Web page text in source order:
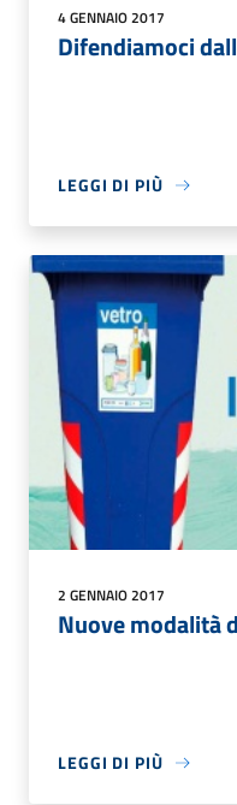
4 GENNAIO 2017
Difendiamoci
LEGGI DI PIÙ
2 GENNAIO 2017
Nuove modalità
LEGGI DI PIÙ